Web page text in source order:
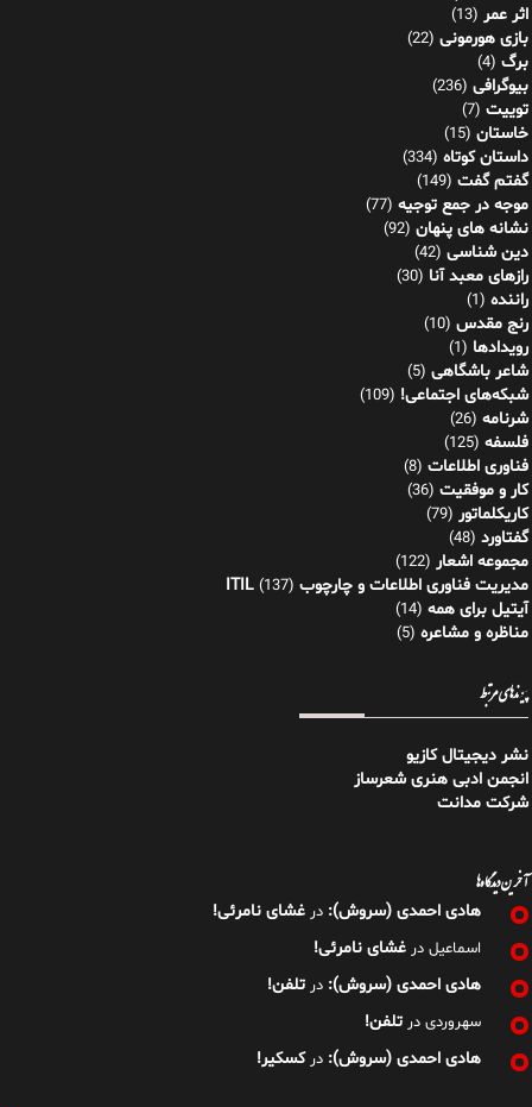
اثر عمر (13)
بازی هورمونی (22)
برگ (4)
بیوگرافی (236)
توییت (7)
خاستان (15)
داستان کوتاه (334)
گفتم گفت (149)
موجه در جمع توجیه (77)
نشانه های پنهان (92)
دین شناسی (42)
رازهای معبد آنا (30)
راننده (1)
رنج مقدس (10)
رویدادها (1)
شاعر باشگاهی (5)
شبکه‌های اجتماعی! (109)
شرنامه (26)
فلسفه (125)
فناوری اطلاعات (8)
کار و موفقیت (36)
کاریکلماتور (79)
گفتاورد (48)
مجموعه اشعار (122)
مدیریت فناوری اطلاعات و چارچوب ITIL (137)
آیتیل برای همه (14)
مناظره و مشاعره (5)
پیوندهای مرتبط
نشر دیجیتال کازیو
انجمن ادبی هنری شعرساز
شرکت مدانت
آخرین دیدگاه‌ها
هادی احمدی (سروش): در غشای نامرئی!
اسماعیل در غشای نامرئی!
هادی احمدی (سروش): در تلفن!
سهروردی در تلفن!
هادی احمدی (سروش): درکسکیر!